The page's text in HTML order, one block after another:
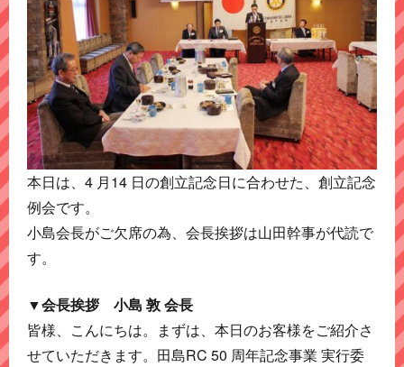
本日は、4 月14 日の創立記念日に合わせた、創立記念
例会です。
小島会長がご欠席の為、会長挨拶は山田幹事が代読で
す。
▼会長挨拶 小島 敦 会長
皆様、こんにちは。まずは、本日のお客様をご紹介さ
せていただきます。田島RC 50 周年記念事業 実行委